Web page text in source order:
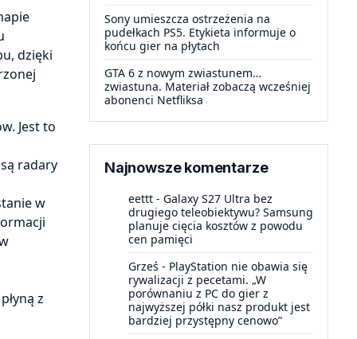
dzięki
Jest to
radary
w
z
Sony umieszcza ostrzeżenia na
pudełkach PS5. Etykieta informuje o
końcu gier na płytach
GTA 6 z nowym zwiastunem…
zwiastuna. Materiał zobaczą wcześniej
abonenci Netfliksa
Najnowsze komentarze
eettt - Galaxy S27 Ultra bez
drugiego teleobiektywu? Samsung
planuje cięcia kosztów z powodu
cen pamięci
Grześ - PlayStation nie obawia się
rywalizacji z pecetami. „W
porównaniu z PC do gier z
najwyższej półki nasz produkt jest
bardziej przystępny cenowo”